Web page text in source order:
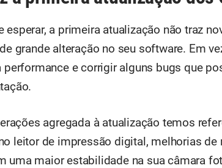
esperar, a primeira atualização não traz
grande alteração no seu software. Em
performance e corrigir alguns bugs que
agregada à atualização temos
leitor de impressão digital, melhorias de
uma maior estabilidade na sua câmara